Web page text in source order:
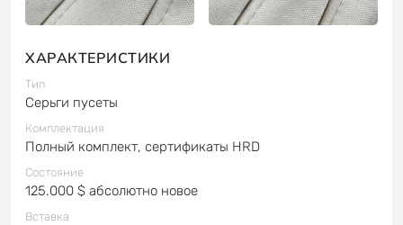
ХАРАКТЕРИСТИКИ
Тип
Серьги пусеты
Комплектация
Полный комплект, сертификаты HRD
Состояние
125.000 $ абсолютно новое
Вставка